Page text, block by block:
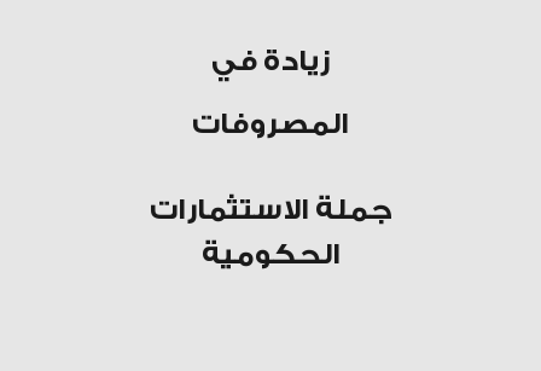
زيادة في
المصروفات
جملة الاستثمارات
الحكومية